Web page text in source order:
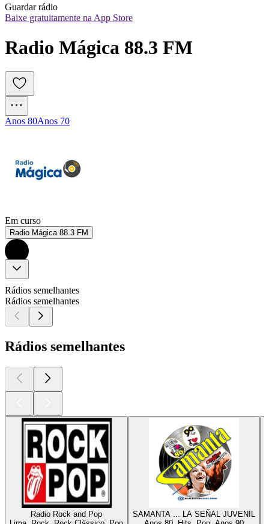
Guardar rádio
Baixe gratuitamente na App Store
Radio Mágica 88.3 FM
Anos 80Anos 70
Em curso
Radio Mágica 88.3 FM
Rádios semelhantes
Rádios semelhantes
Rádios semelhantes
Radio Rock and Pop
SAMANTA ... LA SEÑAL JUVENIL